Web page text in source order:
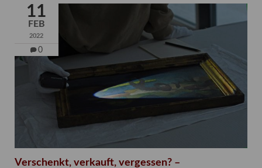
11
FEB
2022
0
Verschenkt, verkauft, vergessen? –